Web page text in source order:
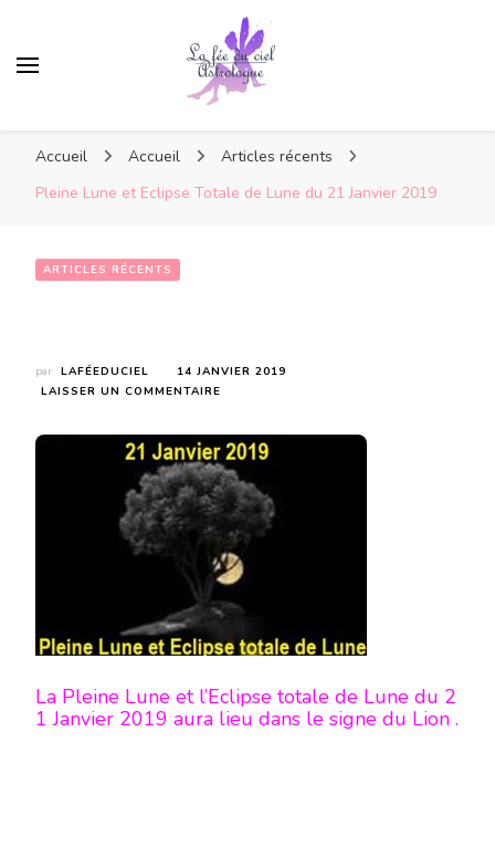
Accueil Accueil
Articles récents
Pleine Lune et Eclipse Totale de Lune du 21 Janvier 2019
ARTICLES RÉCENTS
par LAFÉEDUCIEL
14 JANVIER 2019
LAISSER UN COMMENTAIRE
ET
ECLIPSE
TOTALE
DE
LUNE
DU
21
JANVIER
2019
La Pleine Lune et l’Eclipse totale de Lune du 2
1 Janvier 2019 aura lieu dans le signe du Lion .